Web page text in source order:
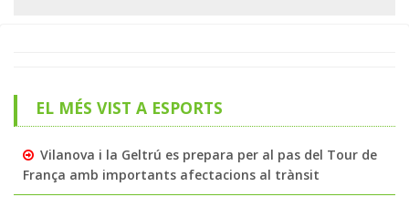
EL MÉS VIST A ESPORTS
Vilanova i la Geltrú es prepara per al pas del Tour de
França amb importants afectacions al trànsit